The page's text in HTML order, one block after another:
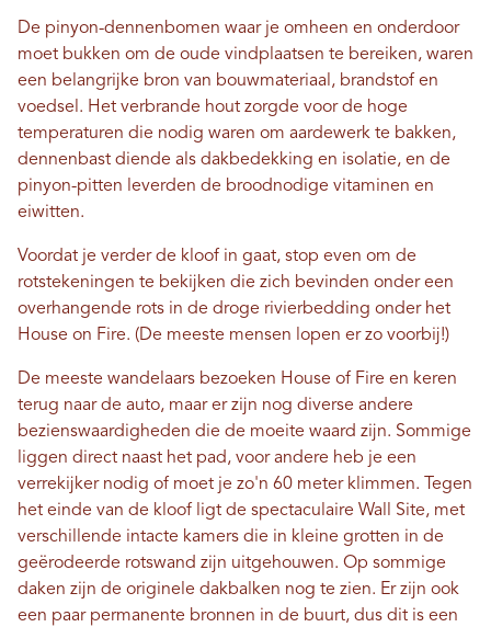
De pinyon-dennenbomen waar je omheen en onderdoor
moet bukken om de oude vindplaatsen te bereiken, waren
een belangrijke bron van bouwmateriaal, brandstof en
voedsel. Het verbrande hout zorgde voor de hoge
temperaturen die nodig waren om aardewerk te bakken,
dennenbast diende als dakbedekking en isolatie, en de
pinyon-pitten leverden de broodnodige vitaminen en
eiwitten.
Voordat je verder de kloof in gaat, stop even om de
rotstekeningen te bekijken die zich bevinden onder een
overhangende rots in de droge rivierbedding onder het
House on Fire. (De meeste mensen lopen er zo voorbij!)
De meeste wandelaars bezoeken House of Fire en keren
terug naar de auto, maar er zijn nog diverse andere
bezienswaardigheden die de moeite waard zijn. Sommige
liggen direct naast het pad, voor andere heb je een
verrekijker nodig of moet je zo'n 60 meter klimmen. Tegen
het einde van de kloof ligt de spectaculaire Wall Site, met
verschillende intacte kamers die in kleine grotten in de
geërodeerde rotswand zijn uitgehouwen. Op sommige
daken zijn de originele dakbalken nog te zien. Er zijn ook
een paar permanente bronnen in de buurt, dus dit is een